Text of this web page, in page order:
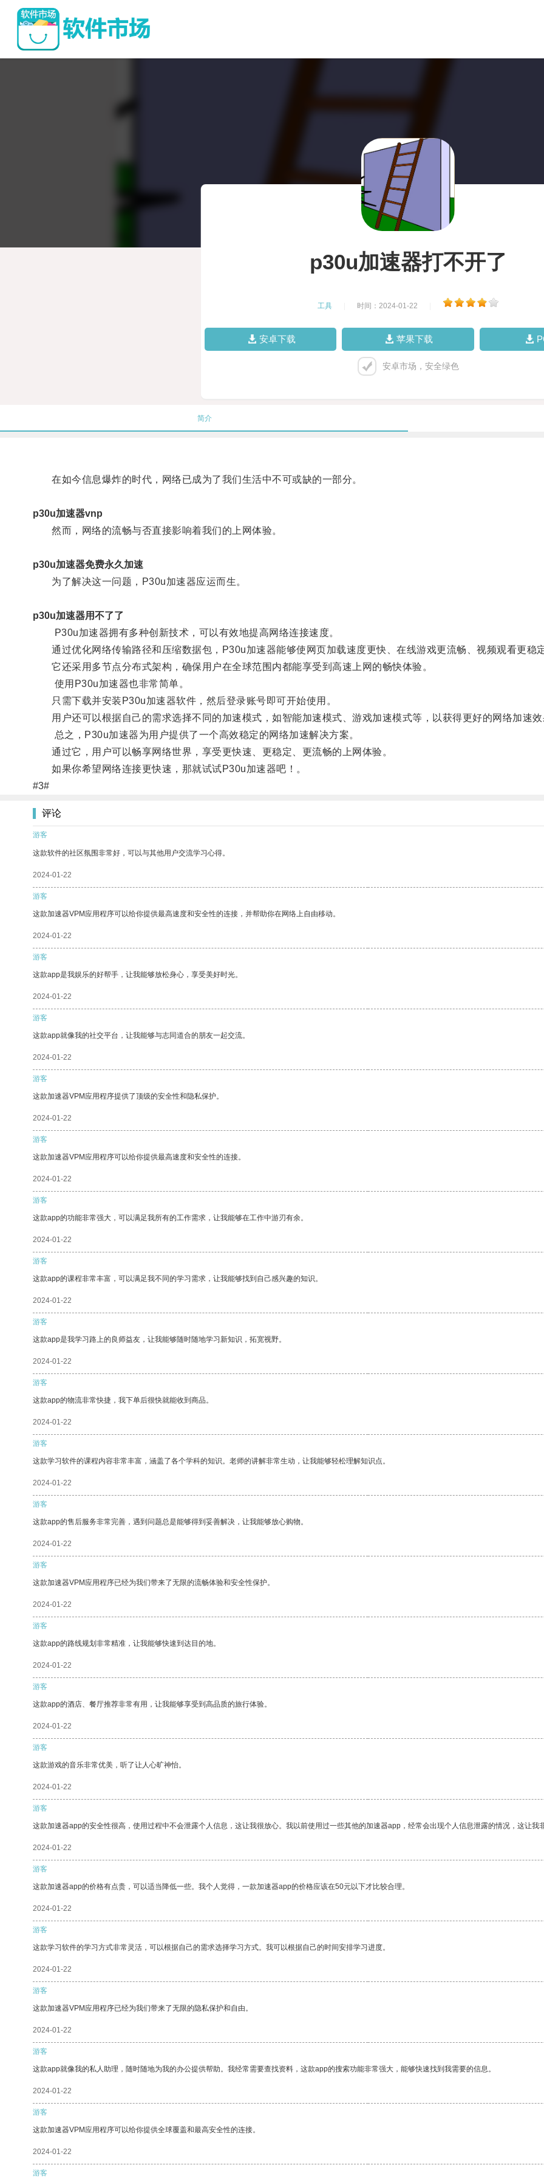
p30u加速器打不开了
工具 时间：2024-01-22
安卓下载 苹果下载
安卓市场，安全绿色
简介
在如今信息爆炸的时代，网络已成为了我们生活中不可或缺的一部分。
p30u加速器vnp
然而，网络的流畅与否直接影响着我们的上网体验。
p30u加速器免费永久加速
为了解决这一问题，P30u加速器应运而生。
p30u加速器用不了了
P30u加速器拥有多种创新技术，可以有效地提高网络连接速度。
通过优化网络传输路径和压缩数据包，P30u加速器能够使网页加载速度更快、在线游戏更流畅、视频观看更稳定
它还采用多节点分布式架构，确保用户在全球范围内都能享受到高速上网的畅快体验。
使用P30u加速器也非常简单。
只需下载并安装P30u加速器软件，然后登录账号即可开始使用。
用户还可以根据自己的需求选择不同的加速模式，如智能加速模式、游戏加速模式等，以获得更好的网络加速效
总之，P30u加速器为用户提供了一个高效稳定的网络加速解决方案。
通过它，用户可以畅享网络世界，享受更快速、更稳定、更流畅的上网体验。
如果你希望网络连接更快速，那就试试P30u加速器吧！。
#3#
评论
游客
这款软件的社区氛围非常好，可以与其他用户交流学习心得。
2024-01-22
游客
这款加速器VPM应用程序可以给你提供最高速度和安全性的连接，并帮助你在网络上自由移动。
2024-01-22
游客
这款app是我娱乐的好帮手，让我能够放松身心，享受美好时光。
2024-01-22
游客
这款app就像我的社交平台，让我能够与志同道合的朋友一起交流。
2024-01-22
游客
这款加速器VPM应用程序提供了顶级的安全性和隐私保护。
2024-01-22
游客
这款加速器VPM应用程序可以给你提供最高速度和安全性的连接。
2024-01-22
游客
这款app的功能非常强大，可以满足我所有的工作需求，让我能够在工作中游刃有余。
2024-01-22
游客
这款app的课程非常丰富，可以满足我不同的学习需求，让我能够找到自己感兴趣的知识。
2024-01-22
游客
这款app是我学习路上的良师益友，让我能够随时随地学习新知识，拓宽视野。
2024-01-22
游客
这款app的物流非常快捷，我下单后很快就能收到商品。
2024-01-22
游客
这款学习软件的课程内容非常丰富，涵盖了各个学科的知识。老师的讲解非常生动，让我能够轻松理解知识点。
2024-01-22
游客
这款app的售后服务非常完善，遇到问题总是能够得到妥善解决，让我能够放心购物。
2024-01-22
游客
这款加速器VPM应用程序已经为我们带来了无限的流畅体验和安全性保护。
2024-01-22
游客
这款app的路线规划非常精准，让我能够快速到达目的地。
2024-01-22
游客
这款app的酒店、餐厅推荐非常有用，让我能够享受到高品质的旅行体验。
2024-01-22
游客
这款游戏的音乐非常优美，听了让人心旷神怡。
2024-01-22
游客
这款加速器app的安全性很高，使用过程中不会泄露个人信息，这让我很放心。我以前使用过一些其他的加速器app，经常会出现个人信息泄露的情况，这让我
2024-01-22
游客
这款加速器app的价格有点贵，可以适当降低一些。我个人觉得，一款加速器app的价格应该在50元以下才比较合理。
2024-01-22
游客
这款学习软件的学习方式非常灵活，可以根据自己的需求选择学习方式。我可以根据自己的时间安排学习进度。
2024-01-22
游客
这款加速器VPM应用程序已经为我们带来了无限的隐私保护和自由。
2024-01-22
游客
这款app就像我的私人助理，随时随地为我的办公提供帮助。我经常需要查找资料，这款app的搜索功能非常强大，能够快速找到我需要的信息。
2024-01-22
游客
这款加速器VPM应用程序可以给你提供全球覆盖和最高安全性的连接。
2024-01-22
游客